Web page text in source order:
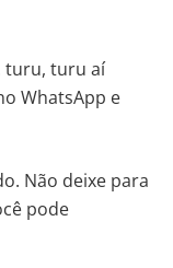
turu, turu aí
WhatsApp e
Não deixe para
pode